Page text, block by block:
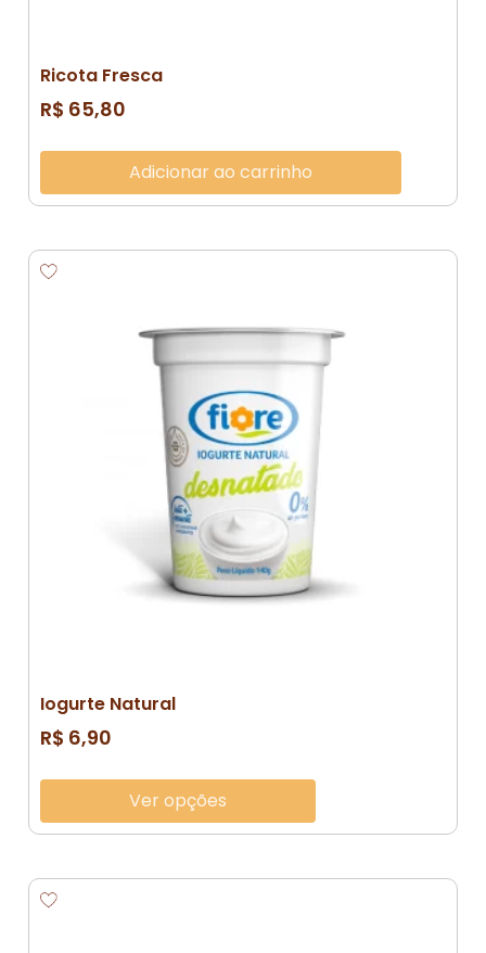
Ricota Fresca
R$ 65,80
Adicionar ao carrinho
Iogurte Natural
R$ 6,90
Ver opções